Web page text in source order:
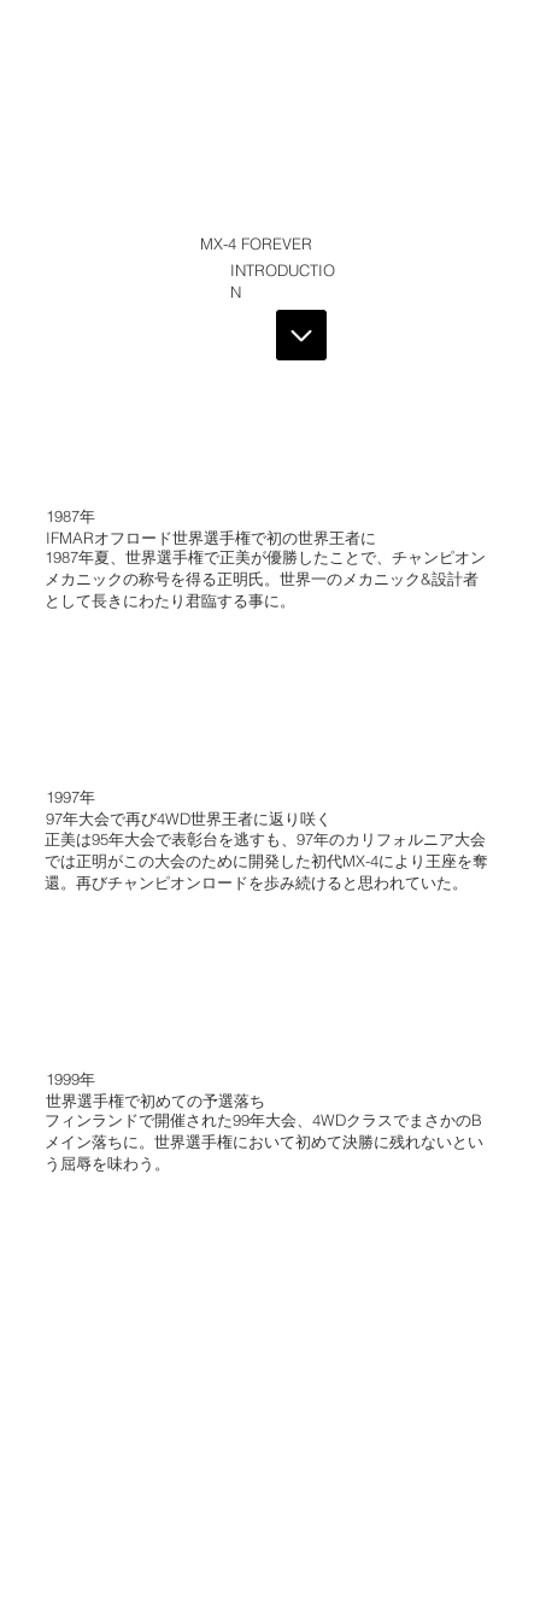
1987年
IFMARオフロード世界選手権で初の世界王者に
1987年夏、世界選手権で正美が優勝したことで、チャンピオン
メカニックの称号を得る正明氏。世界一のメカニック&設計者
として長きにわたり君臨する事に。
1997年
97年大会で再び4WD世界王者に返り咲く
正美は95年大会で表彰台を逃すも、97年のカリフォルニア大会
では正明がこの大会のために開発した初代MX-4により王座を奪
還。再びチャンピオンロードを歩み続けると思われていた。
1999年
世界選手権で初めての予選落ち
フィンランドで開催された99年大会、4WDクラスでまさかのB
メイン落ちに。世界選手権において初めて決勝に残れないとい
う屈辱を味わう。
MX-4 FOREVER
INTRODUCTIO
N